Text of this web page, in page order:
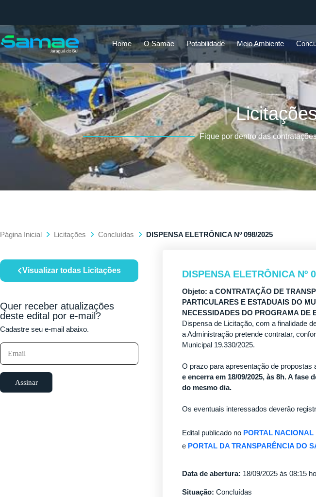
Home O Samae Potabilidade Meio Ambiente
Fique por dentro das
Página Inicial Licitações Concluídas DISPENSA ELETRÔNICA Nº 098/2025
Visualizar todas Licitações
Quer receber atualizações
deste edital por e-mail?
Cadastre seu e-mail abaixo.
Assinar
DISPENSA ELETRÔNICA Nº
Objeto: a CONTRATAÇÃO DE
PARTICULARES E ESTADUAIS DO
NECESSIDADES DO PROGRAMA DE
Dispensa de Licitação, com a finalidade
a Administração pretende contratar,
Municipal 19.330/2025.
O prazo para apresentação de
e encerra em 18/09/2025, às 8h. A fase
do mesmo dia.
Os eventuais interessados deverão
Edital publicado no PORTAL
e PORTAL DA TRANSPARÊNCIA DO
Data de abertura: 18/09/2025 às 08:15
Situação: Concluídas